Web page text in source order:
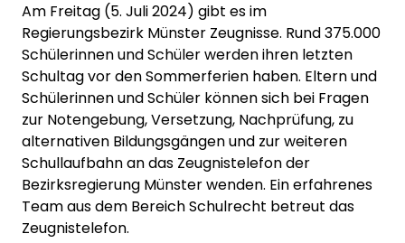
Am Freitag (5. Juli 2024) gibt es im
Regierungsbezirk Münster Zeugnisse. Rund 375.000
Schülerinnen und Schüler werden ihren letzten
Schultag vor den Sommerferien haben. Eltern und
Schülerinnen und Schüler können sich bei Fragen
zur Notengebung, Versetzung, Nachprüfung, zu
alternativen Bildungsgängen und zur weiteren
Schullaufbahn an das Zeugnistelefon der
Bezirksregierung Münster wenden. Ein erfahrenes
Team aus dem Bereich Schulrecht betreut das
Zeugnistelefon.